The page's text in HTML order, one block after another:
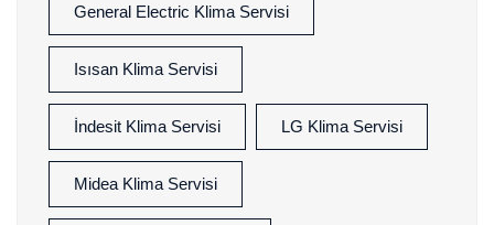
General Electric Klima Servisi
Isısan Klima Servisi
İndesit Klima Servisi LG Klima Servisi
Midea Klima Servisi